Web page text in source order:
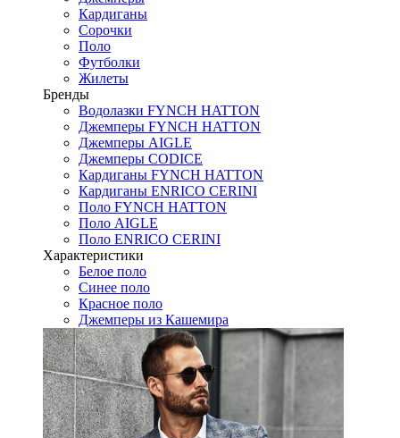
Кардиганы
Сорочки
Поло
Футболки
Жилеты
Бренды
Водолазки FYNCH HATTON
Джемперы FYNCH HATTON
Джемперы AIGLE
Джемперы CODICE
Кардиганы FYNCH HATTON
Кардиганы ENRICO CERINI
Поло FYNCH HATTON
Поло AIGLE
Поло ENRICO CERINI
Характеристики
Белое поло
Синее поло
Красное поло
Джемперы из Кашемира